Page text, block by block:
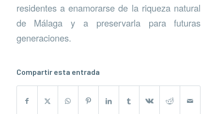
residentes a enamorarse de la riqueza natural
de Málaga y a preservarla para futuras
generaciones.
Compartir esta entrada